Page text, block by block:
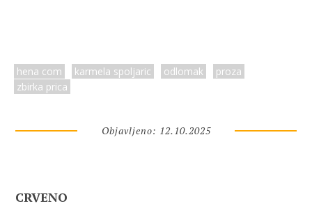
hena com karmela spoljaric odlomak
proza
zbirka prica
Objavljeno: 12.10.2025
CRVENO